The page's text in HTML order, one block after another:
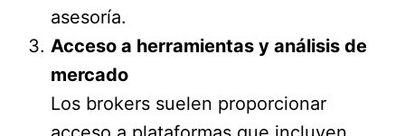
asesoría.
Acceso a herramientas y análisis de
mercado
Los brokers suelen proporcionar